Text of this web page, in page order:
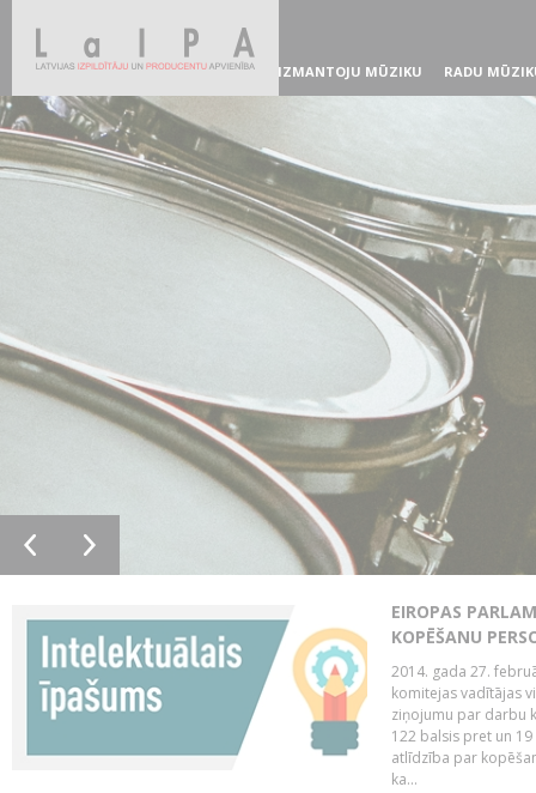
IZMANTOJU MŪZIKU RADU
EIROPAS
KOPĒŠANU
2014. gada 27.
komitejas vadītājas
ziņojumu par darbu
122 balsis pret un
atlīdzība par
ka...